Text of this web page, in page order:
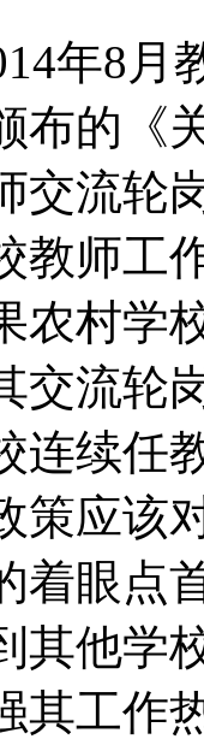
年8月
布的《
交流轮
教师工
农村学
交流轮
连续任
策应该
着眼点
其他学
其工作